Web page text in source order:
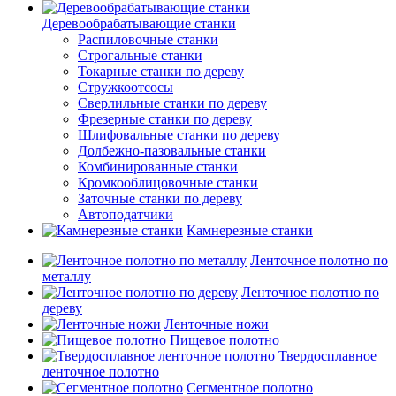
Деревообрабатывающие станки
Распиловочные станки
Строгальные станки
Токарные станки по дереву
Стружкоотсосы
Сверлильные станки по дереву
Фрезерные станки по дереву
Шлифовальные станки по дереву
Долбежно-пазовальные станки
Комбинированные станки
Кромкооблицовочные станки
Заточные станки по дереву
Автоподатчики
Камнерезные станки
Ленточное полотно по
металлу
Ленточное полотно по
дереву
Ленточные ножи
Пищевое полотно
Твердосплавное
ленточное полотно
Сегментное полотно